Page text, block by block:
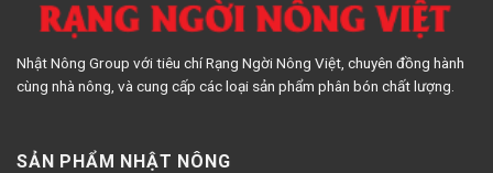
Nhật Nông Group với tiêu chí Rạng Ngời Nông Việt, chuyên đồng hành
cùng nhà nông, và cung cấp các loại sản phẩm phân bón chất lượng.
SẢN PHẨM NHẬT NÔNG